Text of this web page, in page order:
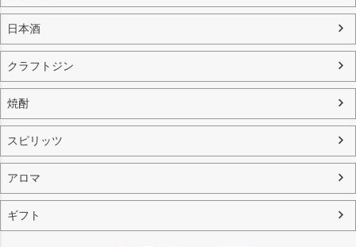
日本酒
クラフトジン
焼酎
スピリッツ
アロマ
ギフト